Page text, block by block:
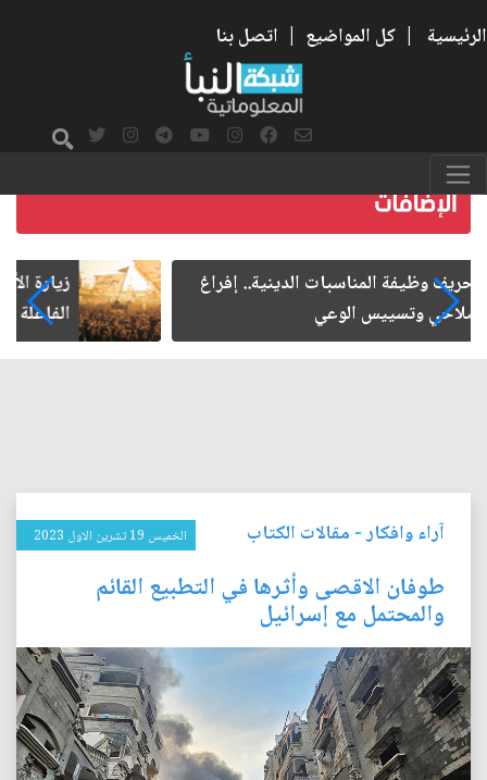
الرئيسية | كل المواضيع | اتصل بنا
زيارة الأربعين.. من الفاعلية المجتمعية إلى المواطنة
الفاعلة
آراء وافكار- مقالات الكتاب الخميس 19 تشرين الاول 2023
طوفان الاقصى وأثرها في التطبيع القائم
والمحتمل مع إسرائيل